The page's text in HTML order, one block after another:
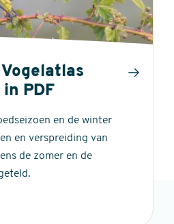
PDF
en de winter
en verspreiding van
de zomer en de